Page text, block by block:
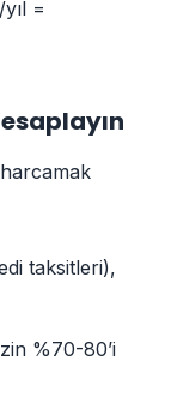
=
taksitleri),
%70-80’i